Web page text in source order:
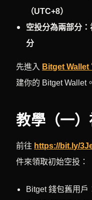
（UTC+8）
空投分為兩部分
分
先進入 Bitget Wallet
建你的 Bitget Wallet。
教學（一
前往 https://bit.ly/
件來領取初始空投：
Bitget 錢包舊用